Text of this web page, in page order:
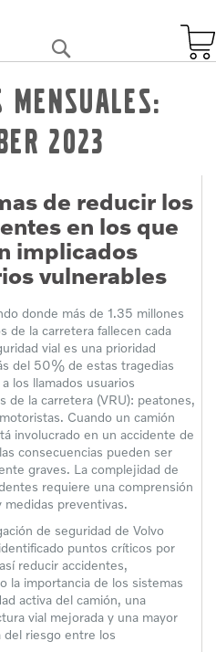
mensuales:
2023
de reducir los
en los que
implicados
vulnerables
donde más de 1.35 millones
de la carretera fallecen cada
vial es una prioridad
del 50% de estas tragedias
los llamados usuarios
de la carretera (VRU): peatones,
Cuando un camión
involucrado en un accidente de
consecuencias pueden ser
graves. La complejidad de
requiere una comprensión
medidas preventivas.
de seguridad de Volvo
puntos críticos por
reducir accidentes,
la importancia de los sistemas
activa del camión, una
vial mejorada y una mayor
del riesgo entre los